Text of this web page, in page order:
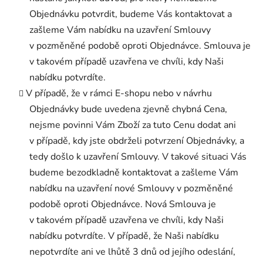
Objednávku potvrdit, budeme Vás kontaktovat a
zašleme Vám nabídku na uzavření Smlouvy
v pozměněné podobě oproti Objednávce. Smlouva je
v takovém případě uzavřena ve chvíli, kdy Naši
nabídku potvrdíte.
V případě, že v rámci E-shopu nebo v návrhu
Objednávky bude uvedena zjevně chybná Cena,
nejsme povinni Vám Zboží za tuto Cenu dodat ani
v případě, kdy jste obdrželi potvrzení Objednávky, a
tedy došlo k uzavření Smlouvy. V takové situaci Vás
budeme bezodkladně kontaktovat a zašleme Vám
nabídku na uzavření nové Smlouvy v pozměněné
podobě oproti Objednávce. Nová Smlouva je
v takovém případě uzavřena ve chvíli, kdy Naši
nabídku potvrdíte. V případě, že Naši nabídku
nepotvrdíte ani ve lhůtě 3 dnů od jejího odeslání,